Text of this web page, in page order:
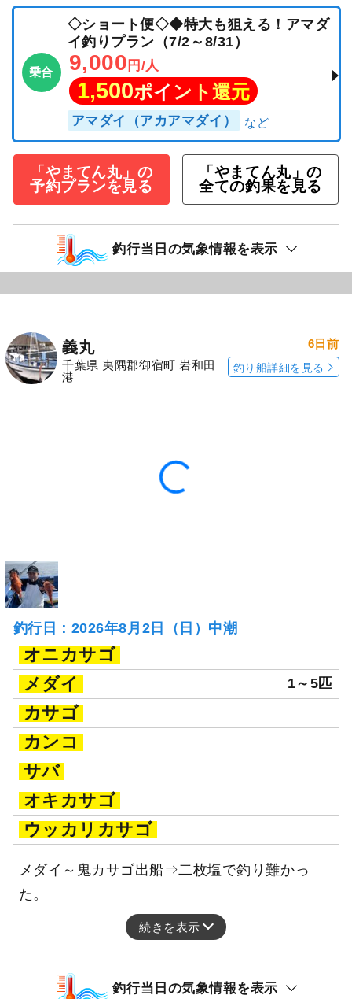
乗合
◇ショート便◇◆特大も狙える！アマダ
イ釣りプラン（7/2～8/31）
9,000 円/人
1,500ポイント還元
アマダイ（アカアマダイ）
「やまてん丸」の
予約プランを見る
「やまてん丸」の
全ての釣果を見る
釣行当日の気象情報を表示
義丸
千葉県 夷隅郡御宿町 岩和田
港
6日前
釣り船詳細を見る
釣行日：2026年8月2日（日）中潮
オニカサゴ
メダイ
1～5匹
カサゴ
カンコ
サバ
オキカサゴ
ウッカリカサゴ
メダイ～鬼カサゴ出船⇒二枚塩で釣り難かっ
た。
続きを表示
釣行当日の気象情報を表示